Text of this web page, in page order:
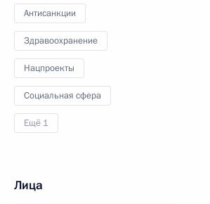
Антисанкции
Здравоохранение
Нацпроекты
Социальная сфера
Ещё 1
Лица